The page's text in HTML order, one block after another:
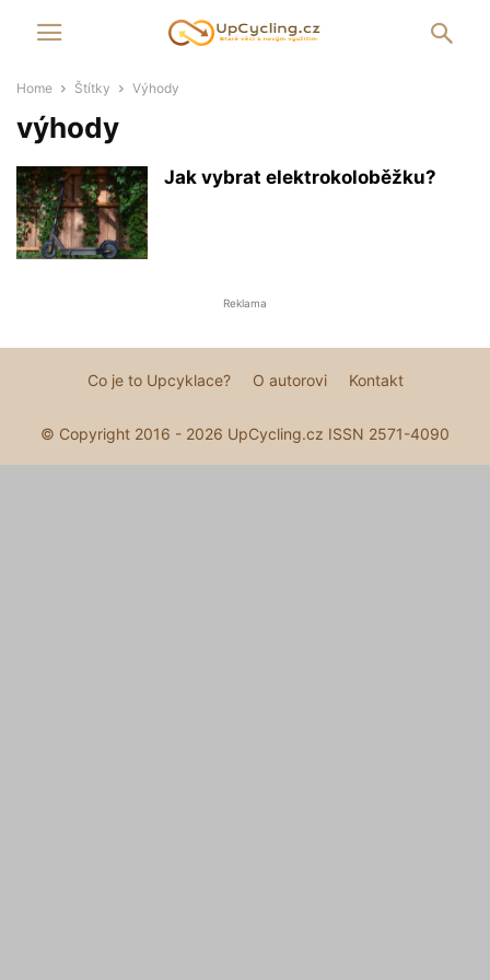
Home Štítky Výhody
výhody
Jak vybrat elektrokoloběžku?
Reklama
Co je to Upcyklace? O autorovi Kontakt
© Copyright 2016 - 2026 UpCycling.cz ISSN 2571-4090